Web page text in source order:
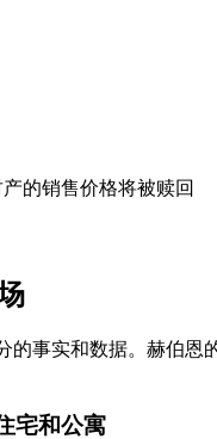
的销售价格将被赎回
事实和数据。赫伯
宅和公寓